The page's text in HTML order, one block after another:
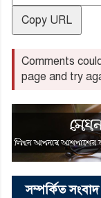
Copy URL
Comments
page and try
সম্পর্কিত সংবাদ